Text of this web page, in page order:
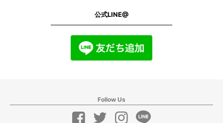
公式LINE@
Follow Us